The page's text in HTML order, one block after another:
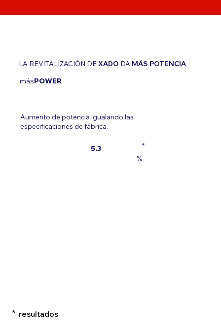
másPOWER
LA REVITALIZACIÓN DE XADO DA MÁS POTENCIA
Aumento de potencia igualando las
especificaciones de fábrica.
5.3
%
*
* resultados